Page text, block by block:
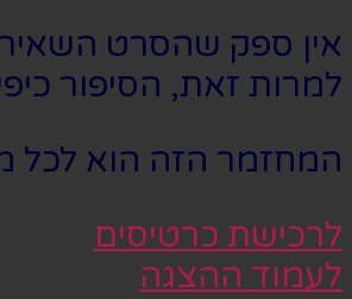
אין ספק שהסרט השאיר
למרות זאת, הסיפור
המחזמר הזה הוא לכל
לרכישת כרטיסים
לעמוד ההצגה